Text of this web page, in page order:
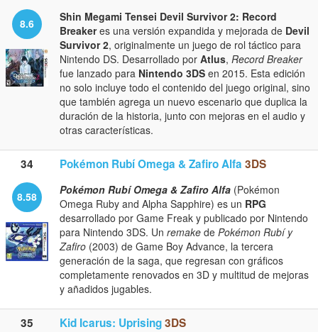
8.6
Shin Megami Tensei Devil Survivor 2: Record
Breakeres una versión expandida y mejorada de Devil
Survivor 2, originalmente un juego de rol táctico para
Nintendo DS. Desarrollado por Atlus, Record Breaker
fue lanzado para Nintendo 3DS en 2015. Esta edición
no solo incluye todo el contenido del juego original, sino
que también agrega un nuevo escenario que duplica la
duración de la historia, junto con mejoras en el audio y
otras características.
34 Pokémon Rubí Omega & Zafiro Alfa 3DS
8.58 Pokémon Rubí Omega & Zafiro Alfa (Pokémon
Omega Ruby and Alpha Sapphire) es un RPG
desarrollado por Game Freak y publicado por Nintendo
para Nintendo 3DS. Un remake de Pokémon Rubí y
Zafiro (2003) de Game Boy Advance, la tercera
generación de la saga, que regresan con gráficos
completamente renovados en 3D y multitud de mejoras
y añadidos jugables.
35 Kid Icarus: Uprising3DS